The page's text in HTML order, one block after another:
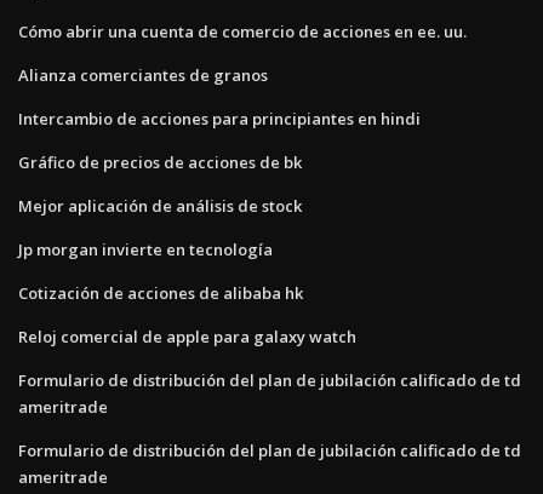
Cómo abrir una cuenta de comercio de acciones en ee. uu.
Alianza comerciantes de granos
Intercambio de acciones para principiantes en hindi
Gráfico de precios de acciones de bk
Mejor aplicación de análisis de stock
Jp morgan invierte en tecnología
Cotización de acciones de alibaba hk
Reloj comercial de apple para galaxy watch
Formulario de distribución del plan de jubilación calificado de td
ameritrade
Formulario de distribución del plan de jubilación calificado de td
ameritrade